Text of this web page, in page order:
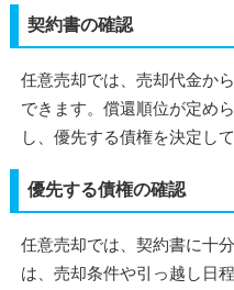
契約書の確認
任意売却では、売却代金か
できます。償還順位が定め
し、優先する債権を決定し
優先する債権の確認
任意売却では、契約書に十
は、売却条件や引っ越し日